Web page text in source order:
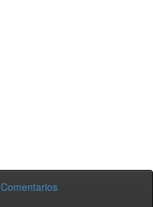
Comentarios